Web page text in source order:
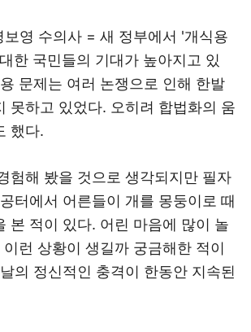
보영 수의사 = 새 정부에서 '개식용
한 국민들의 기대가 높아지고 있
문제는 여러 논쟁으로 인해 한발
못하고 있었다. 오히려 합법화의 움
했다.
험해 봤을 것으로 생각되지만 필자
터에서 어른들이 개를 몽둥이로 때
본 적이 있다. 어린 마음에 많이 놀
런 상황이 생길까 궁금해한 적이
의 정신적인 충격이 한동안 지속된